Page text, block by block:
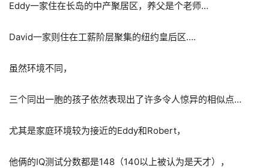
Eddy一家住在长岛的中产聚居区，养父是个老师…
David一家则住在工薪阶层聚集的纽约皇后区….
虽然环境不同，
三个同出一胞的孩子依然表现出了许多令人惊异的相似点…
尤其是家庭环境较为接近的Eddy和Robert，
他俩的IQ测试分数都是148（140以上被认为是天才），